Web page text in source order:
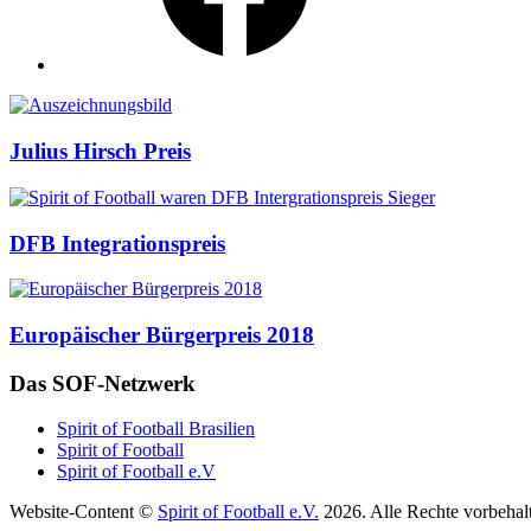
Auszeichnungen
Julius Hirsch Preis
DFB Integrationspreis
Europäischer Bürgerpreis 2018
Das SOF-Netzwerk
Spirit of Football Brasilien
Spirit of Football
Spirit of Football e.V
Website-Content © Spirit of Football e.V. 2026. Alle Rechte